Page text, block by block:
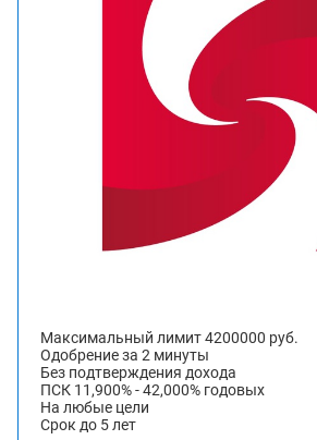
Максимальный лимит 4200000 руб.
Одобрение за 2 минуты
Без подтверждения дохода
ПСК 11,900% - 42,000% годовых
На любые цели
Срок до 5 лет